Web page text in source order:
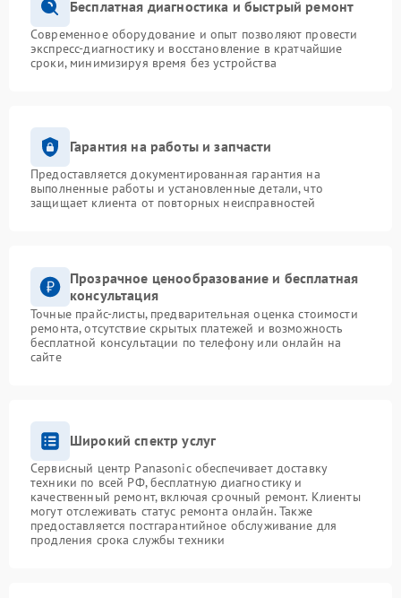
Бесплатная диагностика и быстрый ремонт
Современное оборудование и опыт позволяют провести
экспресс-диагностику и восстановление в кратчайшие
сроки, минимизируя время без устройства
Гарантия на работы и запчасти
Предоставляется документированная гарантия на
выполненные работы и установленные детали, что
защищает клиента от повторных неисправностей
Прозрачное ценообразование и бесплатная
консультация
Точные прайс-листы, предварительная оценка стоимости
ремонта, отсутствие скрытых платежей и возможность
бесплатной консультации по телефону или онлайн на
сайте
Широкий спектр услуг
Сервисный центр Panasonic обеспечивает доставку
техники по всей РФ, бесплатную диагностику и
качественный ремонт, включая срочный ремонт. Клиенты
могут отслеживать статус ремонта онлайн. Также
предоставляется постгарантийное обслуживание для
продления срока службы техники